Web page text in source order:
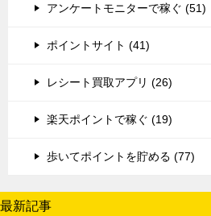
アンケートモニターで稼ぐ (51)
ポイントサイト (41)
レシート買取アプリ (26)
楽天ポイントで稼ぐ (19)
歩いてポイントを貯める (77)
最新記事